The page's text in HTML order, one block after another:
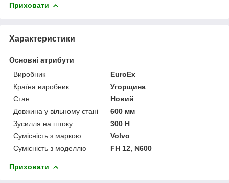
Приховати
Характеристики
Основні атрибути
Виробник
EuroEx
Країна виробник
Угорщина
Стан
Новий
Довжина у вільному стані
600 мм
Зусилля на штоку
300 Н
Сумісність з маркою
Volvo
Сумісність з моделлю
FH 12, N600
Приховати